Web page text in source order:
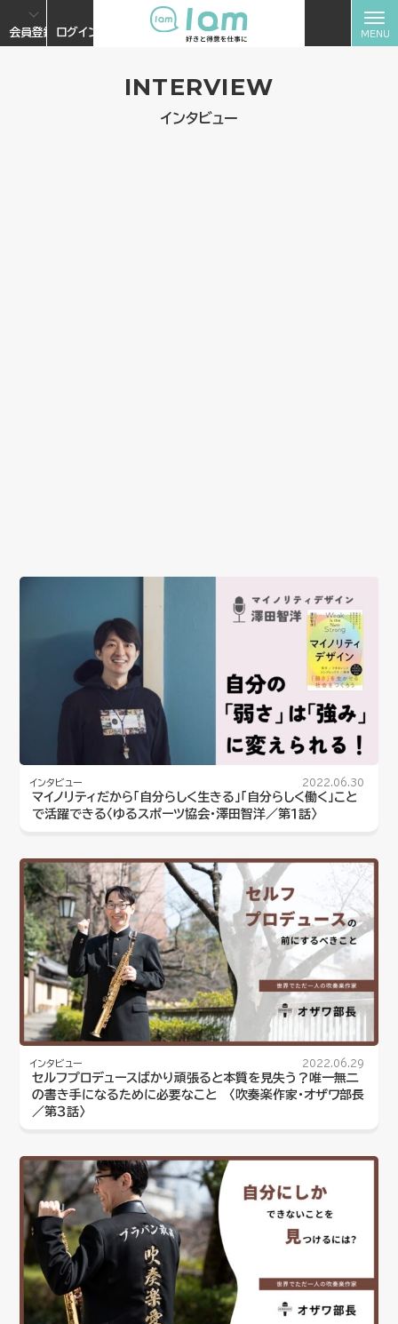
会員登録 ログイン
INTERVIEW
インタビュー
インタビュー 2022.06.30
マイノリティだから「自分らしく生きる」「自分らしく働く」こと
で活躍できる〈ゆるスポーツ協会・澤田智洋／第１話〉
インタビュー 2022.06.29
セルフプロデュースばかり頑張ると本質を見失う？唯一無二
の書き手になるために必要なこと 〈吹奏楽作家・オザワ部長
／第３話〉